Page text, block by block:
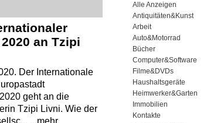
an Tzipi
Der Internationale
geht an die
Tzipi Livni. Wie der
Alle Anzeigen
Antiquitäten&Kunst
Arbeit
Auto&Motorrad
Bücher
Computer&Software
Filme&DVDs
Haushaltsgeräte
Heimwerker&Garten
Immobilien
Kontakte